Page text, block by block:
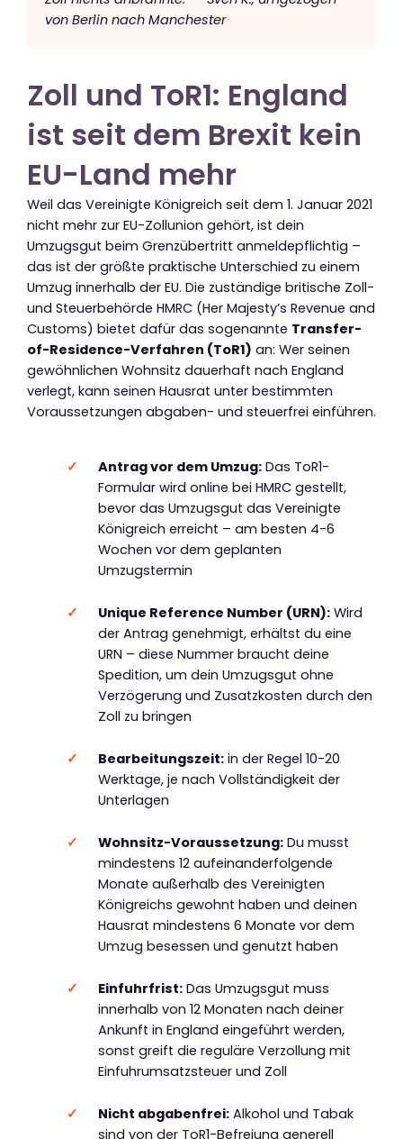
von Berlin nach Manchester
Zoll und ToR1: England
ist seit dem Brexit kein
EU-Land mehr
Weil das Vereinigte Königreich seit dem 1. Januar 2021
nicht mehr zur EU-Zollunion gehört, ist dein
Umzugsgut beim Grenzübertritt anmeldepflichtig –
das ist der größte praktische Unterschied zu einem
Umzug innerhalb der EU. Die zuständige britische Zoll-
und Steuerbehörde HMRC (Her Majesty’s Revenue and
Customs) bietet dafür das sogenannte Transfer-
of-Residence-Verfahren (ToR1) an: Wer seinen
gewöhnlichen Wohnsitz dauerhaft nach England
verlegt, kann seinen Hausrat unter bestimmten
Voraussetzungen abgaben- und steuerfrei einführen.
Antrag vor dem Umzug:Das ToR1-
Formular wird online bei HMRC gestellt,
bevor das Umzugsgut das Vereinigte
Königreich erreicht – am besten 4-6
Wochen vor dem geplanten
Umzugstermin
Unique Reference Number (URN):Wird
der Antrag genehmigt, erhältst du eine
URN – diese Nummer braucht deine
Spedition, um dein Umzugsgut ohne
Verzögerung und Zusatzkosten durch den
Zoll zu bringen
Bearbeitungszeit:in der Regel 10-20
Werktage, je nach Vollständigkeit der
Unterlagen
Wohnsitz-Voraussetzung:Du musst
mindestens 12 aufeinanderfolgende
Monate außerhalb des Vereinigten
Königreichs gewohnt haben und deinen
Hausrat mindestens 6 Monate vor dem
Umzug besessen und genutzt haben
Einfuhrfrist:Das Umzugsgut muss
innerhalb von 12 Monaten nach deiner
Ankunft in England eingeführt werden,
sonst greift die reguläre Verzollung mit
Einfuhrumsatzsteuer und Zoll
Nicht abgabenfrei:Alkohol und Tabak
sind von der ToR1-Befreiung generell